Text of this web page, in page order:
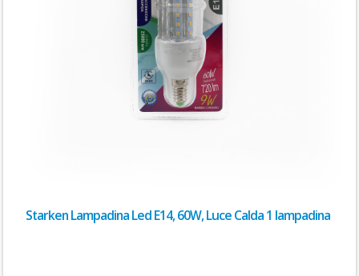
Starken Lampadina Led E14, 60W, Luce Calda 1 lampadina